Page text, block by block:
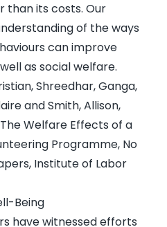
than its costs. Our
of the ways
can improve
as social welfare.
Shreedhar, Ganga,
and Smith, Allison,
Welfare Effects of a
Programme, No
Institute of Labor
Being
have witnessed efforts